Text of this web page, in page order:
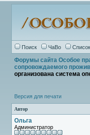
Поиск ЧаВо
Форумы сайта Особое
сопровождаемого
организована система
Версия для печати
Автор
Ольга
Администратор